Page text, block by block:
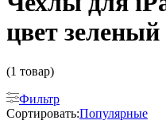
цвет зеленый
(1 товар)
Фильтр
Сортировать:Популярные